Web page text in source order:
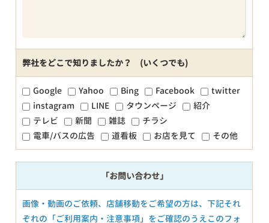
弊社をどこで知りましたか？ (いくつでも)
Google Yahoo Bing Facebook
twitter
instagram
LINE タウンページ
紹介
テレビ
新聞 雑誌
チラシ
電車/バスの広告
道看板 お店を見て その他
「お問い合わせ」
画像・動画のご依頼、店舗移動をご希望の方は、下記それ
ぞれの「ご利用案内・注意事項」をご確認のうえこのフォ